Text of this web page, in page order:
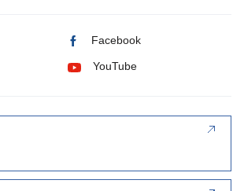
Facebook
YouTube